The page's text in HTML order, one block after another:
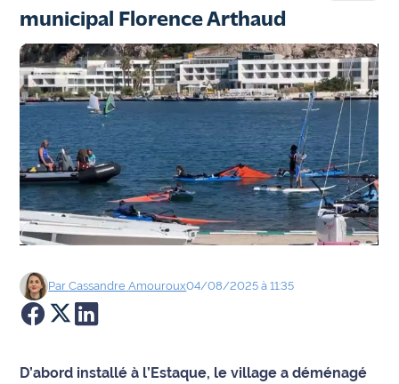
Marseille
- Aix
OM
Agenda
Faits
divers
Sports
Société
Culture
Économie
municipal Florence Arthaud
ParCassandre Amouroux04/08/2025 à 11:35
D’abord installé à l’Estaque, le village a déménagé